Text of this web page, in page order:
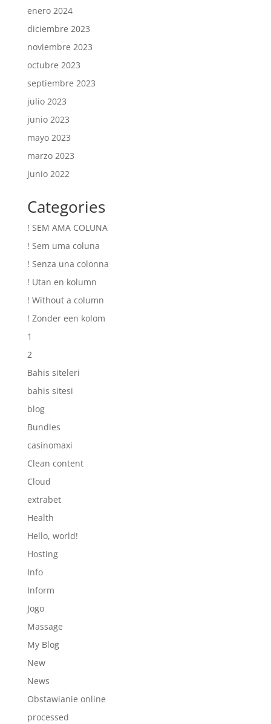
enero 2024
diciembre 2023
noviembre 2023
octubre 2023
septiembre 2023
julio 2023
junio 2023
mayo 2023
marzo 2023
junio 2022
Categories
! SEM AMA COLUNA
! Sem uma coluna
! Senza una colonna
! Utan en kolumn
! Without a column
! Zonder een kolom
1
2
Bahis siteleri
bahis sitesi
blog
Bundles
casinomaxi
Clean content
Cloud
extrabet
Health
Hello, world!
Hosting
Info
Inform
Jogo
Massage
My Blog
New
News
Obstawianie online
processed